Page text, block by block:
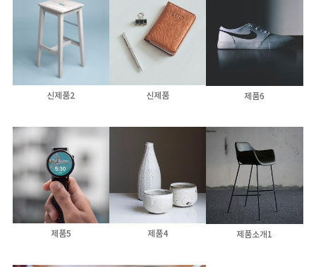
신제품2 신제품 제품6
제품5 제품4 제품소개1